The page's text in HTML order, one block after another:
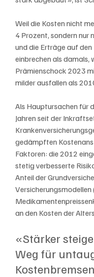
Weil die Kosten nicht
4 Prozent, sondern nur
und die Erträge auf
einbrechen als damals,
Prämienschock 2023
milder ausfallen als
Als Hauptursachen für
Jahren seit der
gedämpften
Faktoren: die 2012
stetig verbesserte
Anteil der
Versicherungsmodellen
an den Kosten der
«Stärker
Weg für